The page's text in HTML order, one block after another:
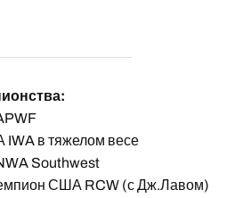
в тяжелом весе
Southwest
США RCW (с Дж.Лавом)